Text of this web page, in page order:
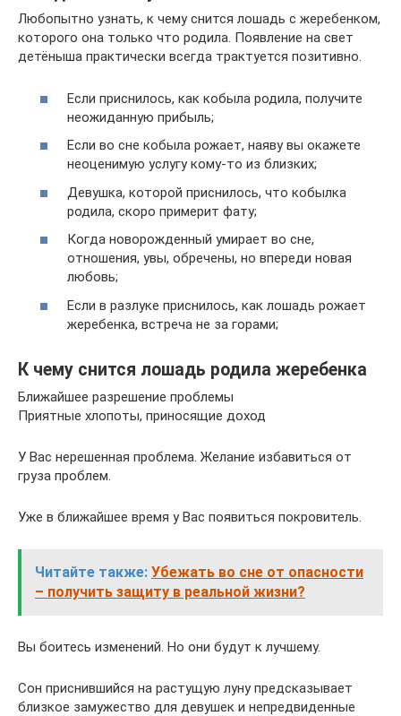
Любопытно узнать, к чему снится лошадь с жеребенком,
которого она только что родила. Появление на свет
детёныша практически всегда трактуется позитивно.
Если приснилось, как кобыла родила, получите
неожиданную прибыль;
Если во сне кобыла рожает, наяву вы окажете
неоценимую услугу кому-то из близких;
Девушка, которой приснилось, что кобылка
родила, скоро примерит фату;
Когда новорожденный умирает во сне,
отношения, увы, обречены, но впереди новая
любовь;
Если в разлуке приснилось, как лошадь рожает
жеребенка, встреча не за горами;
К чему снится лошадь родила жеребенка
Ближайшее разрешение проблемы
Приятные хлопоты, приносящие доход
У Вас нерешенная проблема. Желание избавиться от
груза проблем.
Уже в ближайшее время у Вас появиться покровитель.
Читайте также: Убежать во сне от опасности
– получить защиту в реальной жизни?
Вы боитесь изменений. Но они будут к лучшему.
Сон приснившийся на растущую луну предсказывает
близкое замужество для девушек и непредвиденные